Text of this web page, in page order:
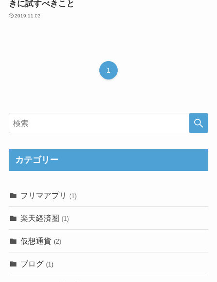
きに試すべきこと
2019.11.03
1
カテゴリー
フリマアプリ (1)
楽天経済圏 (1)
仮想通貨 (2)
ブログ (1)